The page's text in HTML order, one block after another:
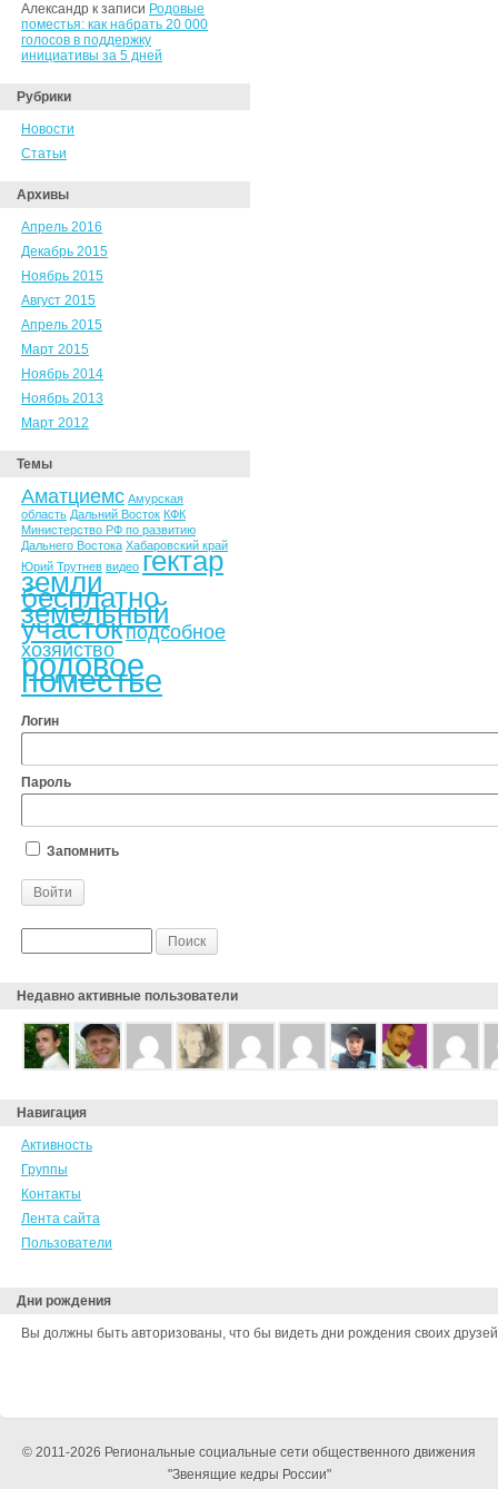
Александр к записи Родовые
поместья: как набрать 20 000
голосов в поддержку
инициативы за 5 дней
Рубрики
Новости
Статьи
Архивы
Апрель 2016
Декабрь 2015
Ноябрь 2015
Август 2015
Апрель 2015
Март 2015
Ноябрь 2014
Ноябрь 2013
Март 2012
Темы
Аматциемс Амурская
область Дальний Восток КФК
Министерство РФ по развитию
Дальнего Востока Хабаровский край
Юрий Трутнев видео гектар
земли
бесплатно
земельный
участокподсобное
хозяйство
родовое
поместье
Логин
Пароль
Запомнить
Недавно активные пользователи
Навигация
Активность
Группы
Контакты
Лента сайта
Пользователи
Дни рождения
Вы должны быть авторизованы, что бы видеть дни рождения своих
© 2011-2026 Региональные социальные сети общественного движения
"Звенящие кедры России"